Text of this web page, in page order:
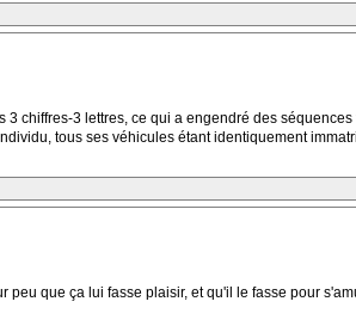
chiffres-3 lettres, ce qui a engendré des
tous ses véhicules étant identiquement
que ça lui fasse plaisir, et qu'il le fasse pour